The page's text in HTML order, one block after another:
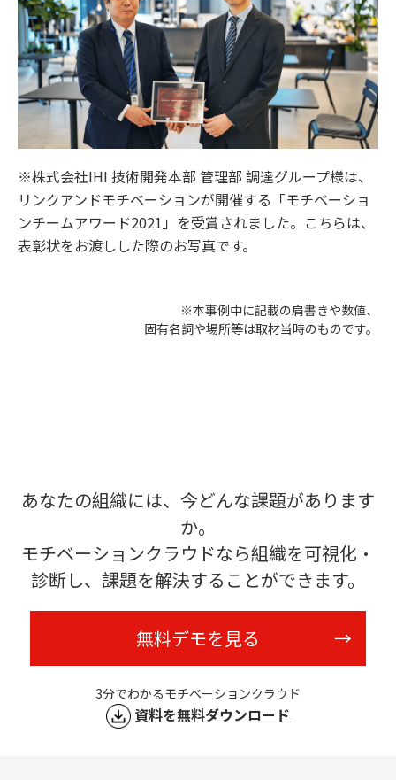
※株式会社IHI 技術開発本部 管理部 調達グループ様は、
リンクアンドモチベーションが開催する「モチベーショ
ンチームアワード2021」を受賞されました。こちらは、
表彰状をお渡しした際のお写真です。
※本事例中に記載の肩書きや数値、
固有名詞や場所等は取材当時のものです。
あなたの組織には、今どんな課題があります
か。
モチベーションクラウドなら組織を可視化・
診断し、課題を解決することができます。
無料デモを見る
3分でわかるモチベーションクラウド
資料を無料ダウンロード